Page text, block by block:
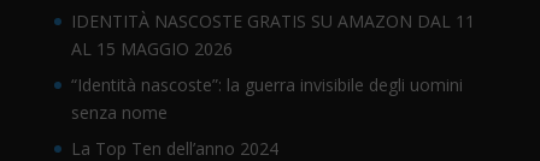
IDENTITÀ NASCOSTE GRATIS SU AMAZON DAL 11
AL 15 MAGGIO 2026
“Identità nascoste”: la guerra invisibile degli uomini
senza nome
La Top Ten dell’anno 2024